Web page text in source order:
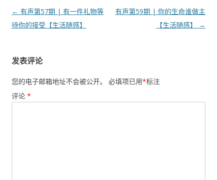
文
章
← 有声第57期 | 有一件礼物等
待你的接受【生活随感】
有声第59期 | 你的生命谁做主
【生活随感】
→
发表评论
您的电子邮箱地址不会被公开。 必填项已用*标注
评论 *